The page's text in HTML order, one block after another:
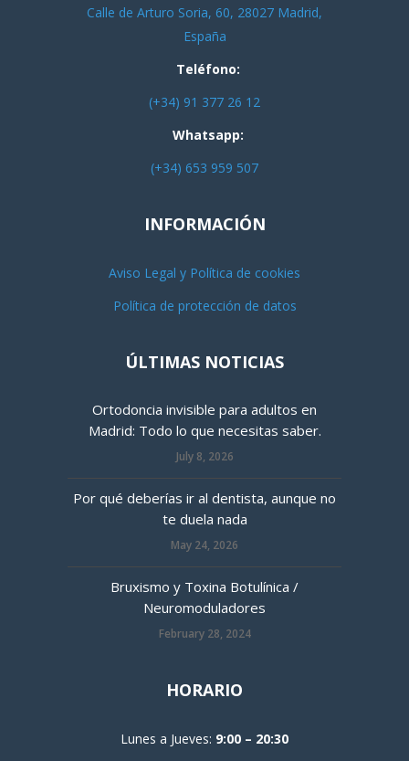
Calle de Arturo Soria, 60, 28027 Madrid,
España
Teléfono:
(+34) 91 377 26 12
Whatsapp:
(+34) 653 959 507
INFORMACIÓN
Aviso Legal y Política de cookies
Política de protección de datos
ÚLTIMAS NOTICIAS
Ortodoncia invisible para adultos en
Madrid: Todo lo que necesitas saber.
July 8, 2026
Por qué deberías ir al dentista, aunque no
te duela nada
May 24, 2026
Bruxismo y Toxina Botulínica /
Neuromoduladores
February 28, 2024
HORARIO
Lunes a Jueves: 9:00 – 20:30